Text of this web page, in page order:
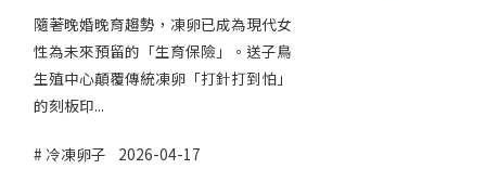
隨著晚婚晚育趨勢，凍卵已成為現代女
性為未來預留的「生育保險」。送子鳥
生殖中心顛覆傳統凍卵「打針打到怕」
的刻板印...
冷凍卵子 2026-04-17